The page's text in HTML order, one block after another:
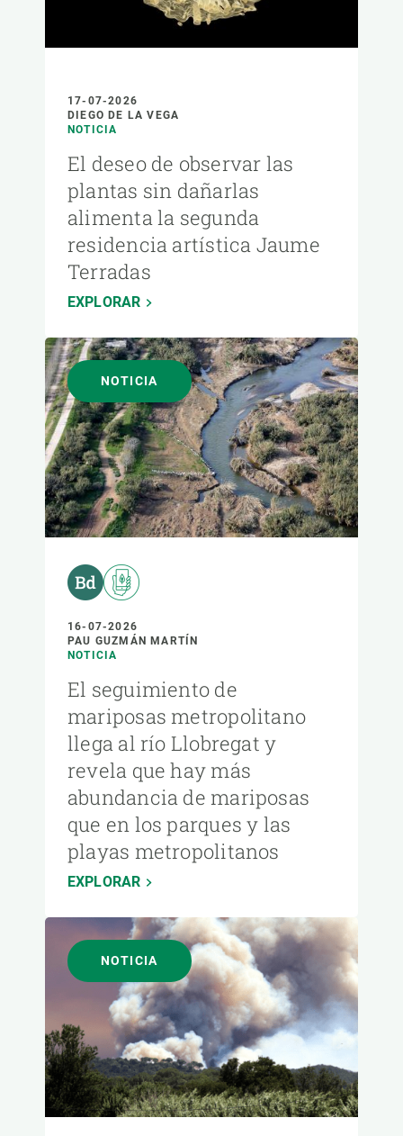
17-07-2026
DIEGO DE LA VEGA
NOTICIA
El deseo de observar las
plantas sin dañarlas
alimenta la segunda
residencia artística Jaume
Terradas
EXPLORAR
NOTICIA
16-07-2026
PAU GUZMÁN MARTÍN
NOTICIA
El seguimiento de
mariposas metropolitano
llega al río Llobregat y
revela que hay más
abundancia de mariposas
que en los parques y las
playas metropolitanos
EXPLORAR
NOTICIA